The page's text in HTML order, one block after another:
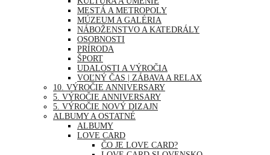
MESTÁ A METROPOLY
MÚZEUM A GALÉRIA
NÁBOŽENSTVO A KATEDRÁLY
OSOBNOSTI
PRÍRODA
ŠPORT
UDALOSTI A VÝROČIA
VOĽNÝ ČAS | ZÁBAVA A RELAX
10. VÝROČIE ANNIVERSARY
5. VÝROČIE ANNIVERSARY
5. VÝROČIE NOVÝ DIZAJN
ALBUMY A OSTATNÉ
ALBUMY
LOVE CARD
ČO JE LOVE CARD?